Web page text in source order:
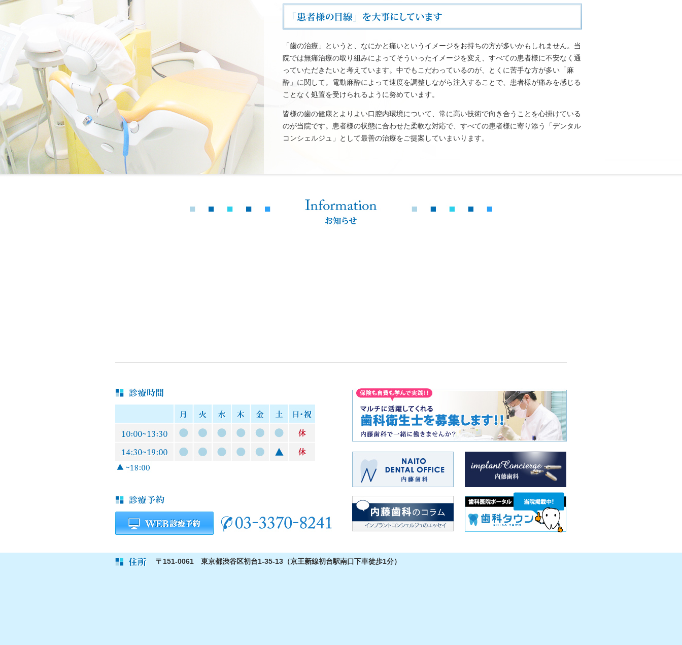
「歯の治療」というと、なにかと痛いというイメージをお持ちの方が多いかもしれません。当
院では無痛治療の取り組みによってそういったイメージを変え、すべての患者様に不安なく通
っていただきたいと考えています。中でもこだわっているのが、とくに苦手な方が多い「麻
酔」に関して。電動麻酔によって速度を調整しながら注入することで、患者様が痛みを感じる
ことなく処置を受けられるように努めています。
皆様の歯の健康とよりよい口腔内環境について、常に高い技術で向き合うことを心掛けている
のが当院です。患者様の状態に合わせた柔軟な対応で、すべての患者様に寄り添う「デンタル
コンシェルジュ」として最善の治療をご提案していまいります。
〒151-0061 東京都渋谷区初台1-35-13（京王新線初台駅 南口下車徒歩1分）